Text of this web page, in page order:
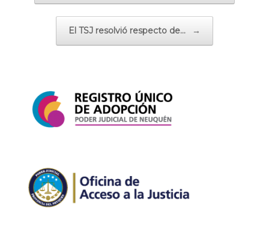
El TSJ resolvió respecto de… →